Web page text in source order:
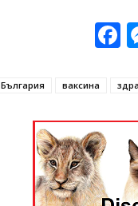
България ваксина